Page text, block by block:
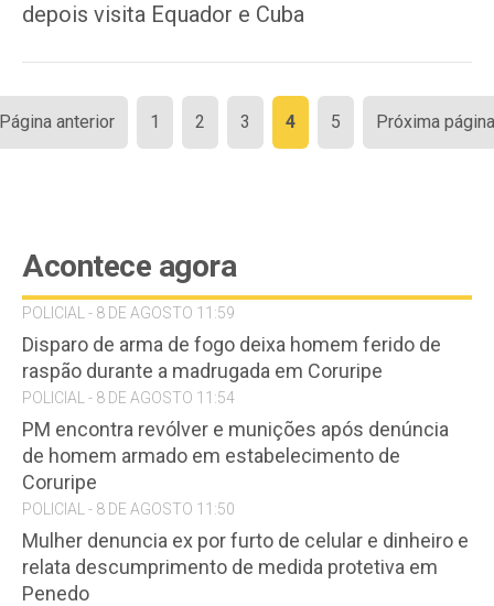
depois visita Equador e Cuba
Paginação
de
anterior 1 2 3 4 5 Próxima
Acontece agora
POLICIAL - 8 DE AGOSTO 11:59
Disparo de arma de fogo deixa homem ferido de
raspão durante a madrugada em Coruripe
POLICIAL - 8 DE AGOSTO 11:54
PM encontra revólver e munições após denúncia
de homem armado em estabelecimento de
Coruripe
POLICIAL - 8 DE AGOSTO 11:50
Mulher denuncia ex por furto de celular e dinheiro e
relata descumprimento de medida protetiva em
Penedo